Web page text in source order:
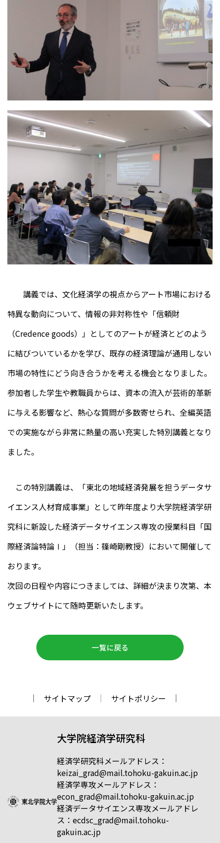
講義では、文化経済学の視点からアート市場における
特異な動向について、情報の非対称性や「信頼財
（Credence goods）」としてのアートが経済とどのよう
に結びついているかを学び、既存の経済理論が通用しない
市場の特性にどう向き合うかを考える機会となりました。
参加者した学生や教職員からは、資本の流入が芸術的革新
に与える影響など、熱心な質問が多数寄せられ、全編英語
での実施ながら非常に熱量の高い充実した特別講義となり
ました。
この特別講義は、「東北の地域経済発展を担うデータサ
イエンス人材育成事業」として昨年度より大学院経済学研
究科に新設した経済データサイエンス専攻の授業科目「国
際経済論特論Ⅰ」（担当：篠崎剛教授）において開催して
おります。
次回の日程や内容につきましては、詳細が決まり次第、本
ウェブサイトにて随時更新いたします。
一覧に戻る
サイトマップ サイトポリシー
大学院経済学研究科
経済学研究科メールアドレス：
keizai_grad@mail.tohoku-gakuin.ac.jp
経済学専攻メールアドレス：
econ_grad@mail.tohoku-gakuin.ac.jp
経済データサイエンス専攻メールアドレ
ス：ecdsc_grad@mail.tohoku-
gakuin.ac.jp